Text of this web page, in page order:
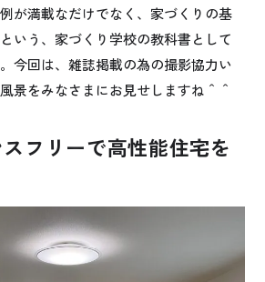
が満載なだけでなく、家づくりの基
いう、家づくり学校の教科書として
今回は、雑誌掲載の為の撮影協力い
景をみなさまにお見せしますね＾＾
フリーで高性能住宅を